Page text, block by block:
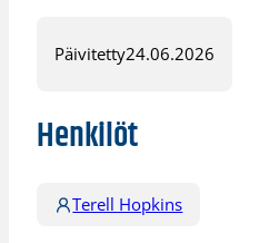
Päivitetty24.06.2026
Henkilöt
Terell Hopkins